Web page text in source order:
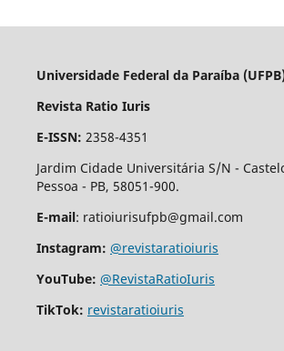
Universidade Federal da Paraíba
Revista Ratio Iuris
E-ISSN: 2358-4351
Jardim Cidade Universitária S/N -
Pessoa - PB, 58051-900.
E-mail: ratioiurisufpb@gmail.com
Instagram: @revistaratioiuris
YouTube: @RevistaRatioIuris
TikTok: revistaratioiuris